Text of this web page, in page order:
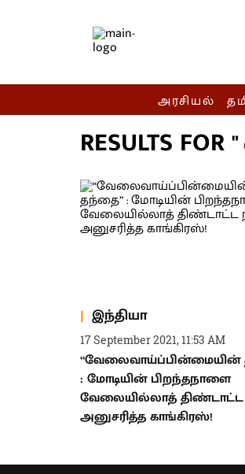
அரசியல்
RESULTS FOR "
இந்தியா
17 September 2021, 11:53 AM
“வேலைவாய்ப்பின்மையின்
: மோடியின் பிறந்தநாளை
வேலையில்லாத் திண்டாட்ட
அனுசரித்த காங்கிரஸ்!